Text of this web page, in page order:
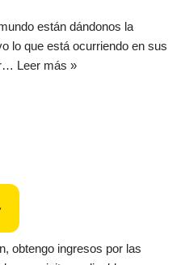
están dándonos la
lo que está ocurriendo en sus
Leer más »
obtengo ingresos por las